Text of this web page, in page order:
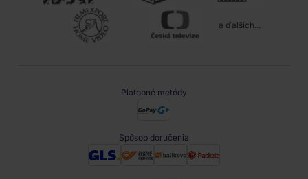
a ďalších...
Platobné metódy
Spôsob doručenia